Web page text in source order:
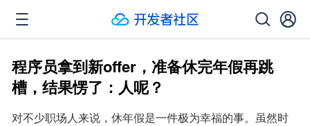
程序员拿到新offer，准备休完年假再跳
槽，结果愣了：人呢？
对不少职场人来说，休年假是一件极为幸福的事。虽然时